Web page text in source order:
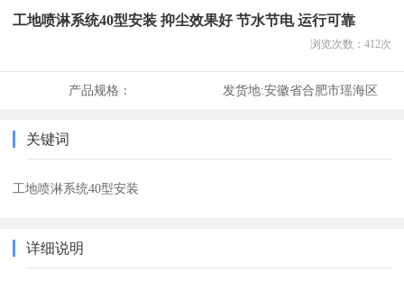
工地喷淋系统40型安装 抑尘效果好 节水节电 运行可靠
浏览次数： 412次
产品规格： 发货地:安徽省合肥市瑶海区
关键词
工地喷淋系统40型安装
详细说明